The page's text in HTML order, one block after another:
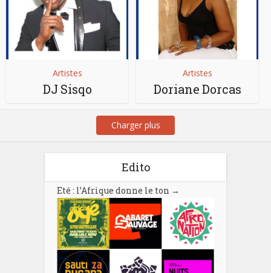
Artistes
DJ Sisqo
Artistes
Doriane Dorcas
Charger plus
Edito
Eté : l’Afrique donne le ton →